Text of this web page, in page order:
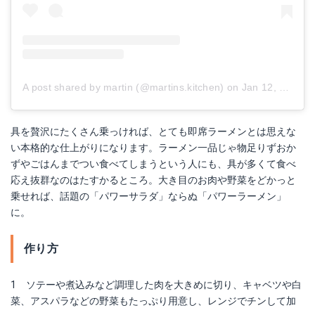
A post shared by martin (@martins.kitchen) on Jan 12, 2018 at 8:52pm PST
具を贅沢にたくさん乗っければ、とても即席ラーメンとは思えな
い本格的な仕上がりになります。ラーメン一品じゃ物足りずおか
ずやごはんまでつい食べてしまうという人にも、具が多くて食べ
応え抜群なのはたすかるところ。大き目のお肉や野菜をどかっと
乗せれば、話題の「パワーサラダ」ならぬ「パワーラーメン」
に。
作り方
1 ソテーや煮込みなど調理した肉を大きめに切り、キャベツや白
菜、アスパラなどの野菜もたっぷり用意し、レンジでチンして加